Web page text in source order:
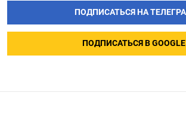
ПОДПИСАТЬСЯ НА
ПОДПИСАТЬСЯ В GOOGLE